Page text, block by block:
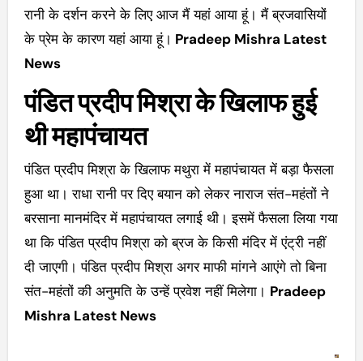
रानी के दर्शन करने के लिए आज मैं यहां आया हूं। मैं ब्रजवासियों
के प्रेम के कारण यहां आया हूं। Pradeep Mishra Latest
News
पंडित प्रदीप मिश्रा के खिलाफ हुई
थी महापंचायत
पंडित प्रदीप मिश्रा के खिलाफ मथुरा में महापंचायत में बड़ा फैसला
हुआ था। राधा रानी पर दिए बयान को लेकर नाराज संत-महंतों ने
बरसाना मानमंदिर में महापंचायत लगाई थी। इसमें फैसला लिया गया
था कि पंडित प्रदीप मिश्रा को ब्रज के किसी मंदिर में एंट्री नहीं
दी जाएगी। पंडित प्रदीप मिश्रा अगर माफी मांगने आएंगे तो बिना
संत-महंतों की अनुमति के उन्हें प्रवेश नहीं मिलेगा। Pradeep
Mishra Latest News